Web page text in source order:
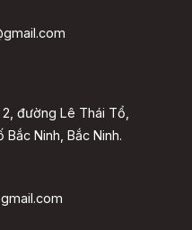
đường Lê Thái Tổ,
Ninh, Bắc Ninh.